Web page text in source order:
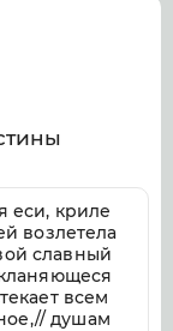
еси, криле
возлетела
славный
всем
душам